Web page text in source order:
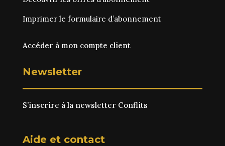
Imprimer le formulaire d’abonnement
Accéder à mon compte client
Newsletter
S’inscrire à la newsletter Conflits
Aide et contact